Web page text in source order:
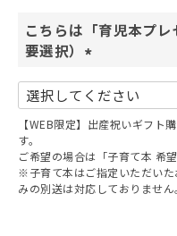
こちらは「育児本プ
要選択）
必
須
【WEB限定】出産祝いギフト
す。
ご希望の場合は「子育て本 希
※子育て本はご指定いただい
みの別送は対応しておりません